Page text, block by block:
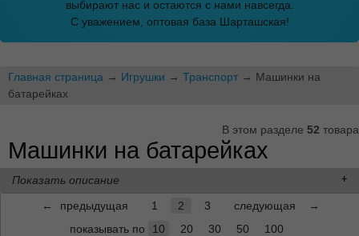
выбирают нас и остаются с нами навсегда.
С уважением, оптовая база Шарташская!
Главная страница → Игрушки → Транспорт → Машинки на
батарейках
В этом разделе 52 товара
Машинки на батарейках
Показать описание
←
предыдущая 1 2 3 следующая
→
показывать по
10 20 30 50 100